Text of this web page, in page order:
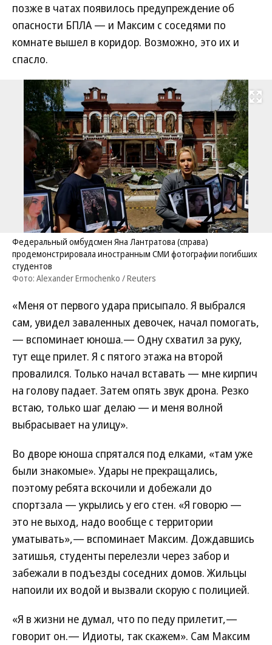
позже в чатах появилось предупреждение об
опасности БПЛА — и Максим с соседями по
комнате вышел в коридор. Возможно, это их и
спасло.
Развернуть
Федеральный омбудсмен Яна Лантратова (справа)
продемонстрировала иностранным СМИ фотографии погибших
студентов
Фото: Alexander Ermochenko / Reuters
«Меня от первого удара присыпало. Я выбрался
сам, увидел заваленных девочек, начал помогать,
— вспоминает юноша.— Одну схватил за руку,
тут еще прилет. Я с пятого этажа на второй
провалился. Только начал вставать — мне кирпич
на голову падает. Затем опять звук дрона. Резко
встаю, только шаг делаю — и меня волной
выбрасывает на улицу».
Во дворе юноша спрятался под елками, «там уже
были знакомые». Удары не прекращались,
поэтому ребята вскочили и добежали до
спортзала — укрылись у его стен. «Я говорю —
это не выход, надо вообще с территории
уматывать»,— вспоминает Максим. Дождавшись
затишья, студенты перелезли через забор и
забежали в подъезды соседних домов. Жильцы
напоили их водой и вызвали скорую с полицией.
«Я в жизни не думал, что по педу прилетит,—
говорит он.— Идиоты, так скажем». Сам Максим